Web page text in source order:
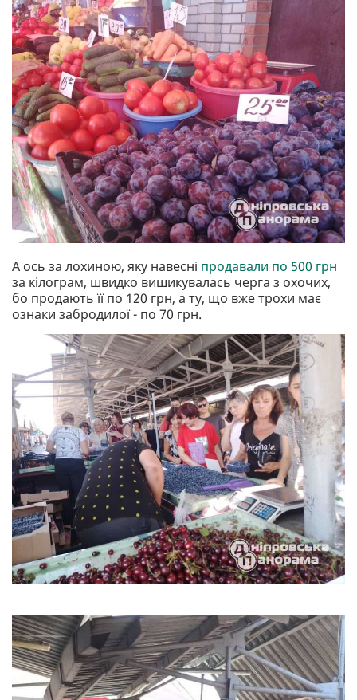
А ось за лохиною, яку навесні продавали по 500 грн
за кілограм, швидко вишикувалась черга з охочих,
бо продають її по 120 грн, а ту, що вже трохи має
ознаки забродилої - по 70 грн.